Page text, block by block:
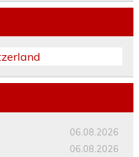
06.08.2026
06.08.2026